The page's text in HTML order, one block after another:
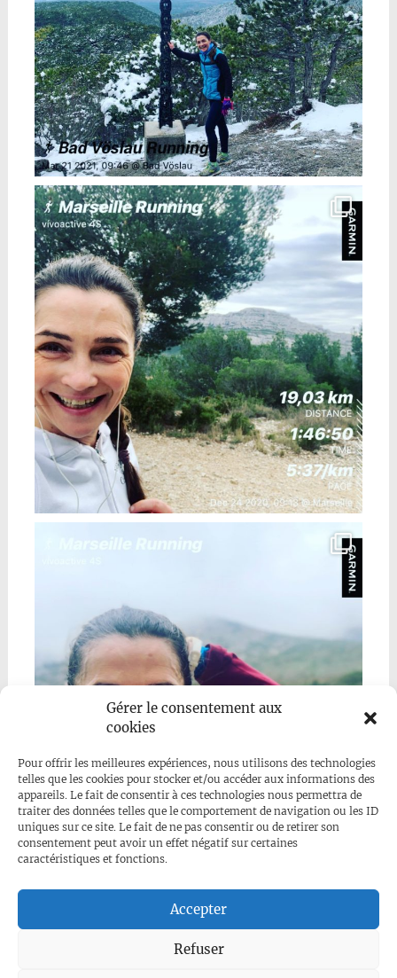
Gérer le consentement aux
cookies
Pour offrir les meilleures expériences, nous utilisons des technologies
telles que les cookies pour stocker et/ou accéder aux informations des
appareils. Le fait de consentir à ces technologies nous permettra de
traiter des données telles que le comportement de navigation ou les ID
uniques sur ce site. Le fait de ne pas consentir ou de retirer son
consentement peut avoir un effet négatif sur certaines
caractéristiques et fonctions.
Accepter
Refuser